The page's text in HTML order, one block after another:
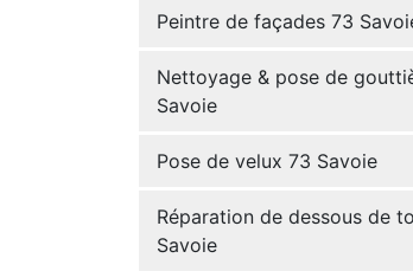
Peintre de façades 73
Nettoyage & pose de
Savoie
Pose de velux 73 Savoie
Réparation de dessous de
Savoie